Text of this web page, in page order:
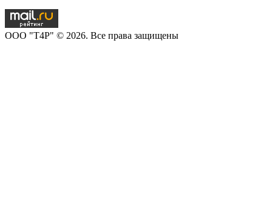
OOO "T4P" © 2026. Все права защищены